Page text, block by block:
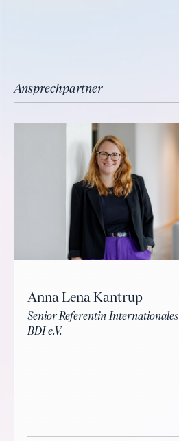
Ansprechpartner
Anna Lena Kantrup
Senior Referentin Internationales
BDI e.V.